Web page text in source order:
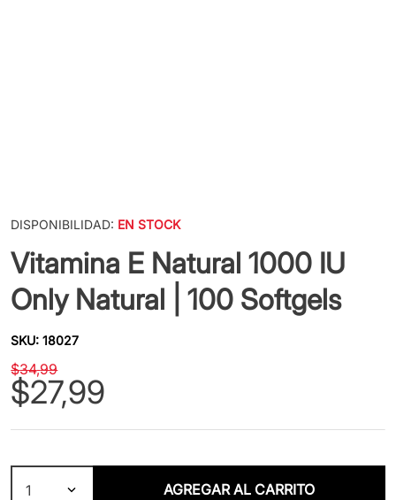
DISPONIBILIDAD: EN STOCK
Vitamina E Natural 1000 IU
Only Natural | 100 Softgels
SKU:18027
$34,99
$27,99
1 AGREGAR AL CARRITO